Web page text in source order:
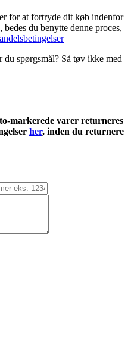
for at fortryde dit køb indenfor
du benytte denne proces,
spørgsmål? Så tøv ikke med
markerede varer returneres
her, inden du returnere